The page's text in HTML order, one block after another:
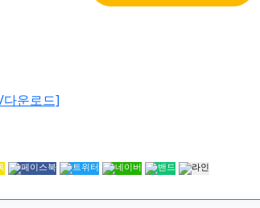
운로드]